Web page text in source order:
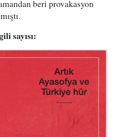
beri provakasyon
sayısı: